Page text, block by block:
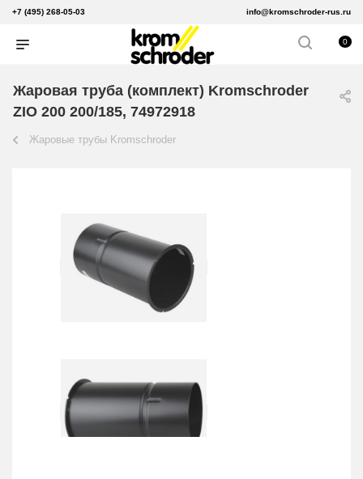
+7 (495) 268-05-03 info@kromschroder-rus.ru
0
Жаровая труба (комплект) Kromschroder
ZIO 200 200/185, 74972918
Жаровые трубы Kromschroder